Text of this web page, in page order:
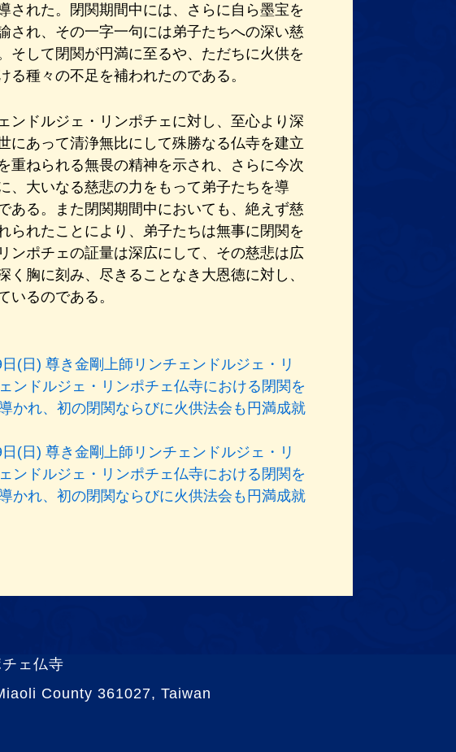
された。閉関期間中には、さらに自ら墨宝を
され、その一字一句には弟子たちへの深い慈
そして閉関が円満に至るや、ただちに火供を
種々の不足を補われたのである。
ンドルジェ・リンポチェに対し、至心より深
にあって清浄無比にして殊勝なる仏寺を建立
重ねられる無畏の精神を示され、さらに今次
、大いなる慈悲の力をもって弟子たちを導
ある。また閉関期間中においても、絶えず慈
られたことにより、弟子たちは無事に閉関を
ンポチェの証量は深広にして、その慈悲は広
く胸に刻み、尽きることなき大恩徳に対し、
いるのである。
(日) 尊き金剛上師リンチェンドルジェ・リ
ンドルジェ・リンポチェ仏寺における閉関を
かれ、初の閉関ならびに火供法会も円満成就
(日) 尊き金剛上師リンチェンドルジェ・リ
ンドルジェ・リンポチェ仏寺における閉関を
かれ、初の閉関ならびに火供法会も円満成就
ェ仏寺
County 361027, Taiwan